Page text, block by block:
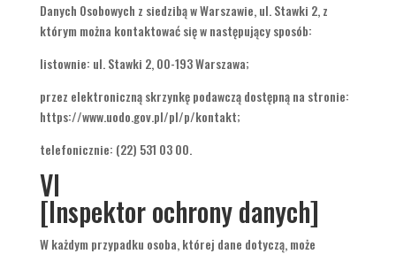
Danych Osobowych z siedzibą w Warszawie, ul. Stawki 2, z
którym można kontaktować się w następujący sposób:
listownie: ul. Stawki 2, 00-193 Warszawa;
przez elektroniczną skrzynkę podawczą dostępną na stronie:
https://www.uodo.gov.pl/pl/p/kontakt;
telefonicznie: (22) 531 03 00.
VI
[Inspektor ochrony danych]
W każdym przypadku osoba, której dane dotyczą, może